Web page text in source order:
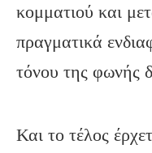
κομματιού και
πραγματικά
τόνου της φωνής
Και το τέλος